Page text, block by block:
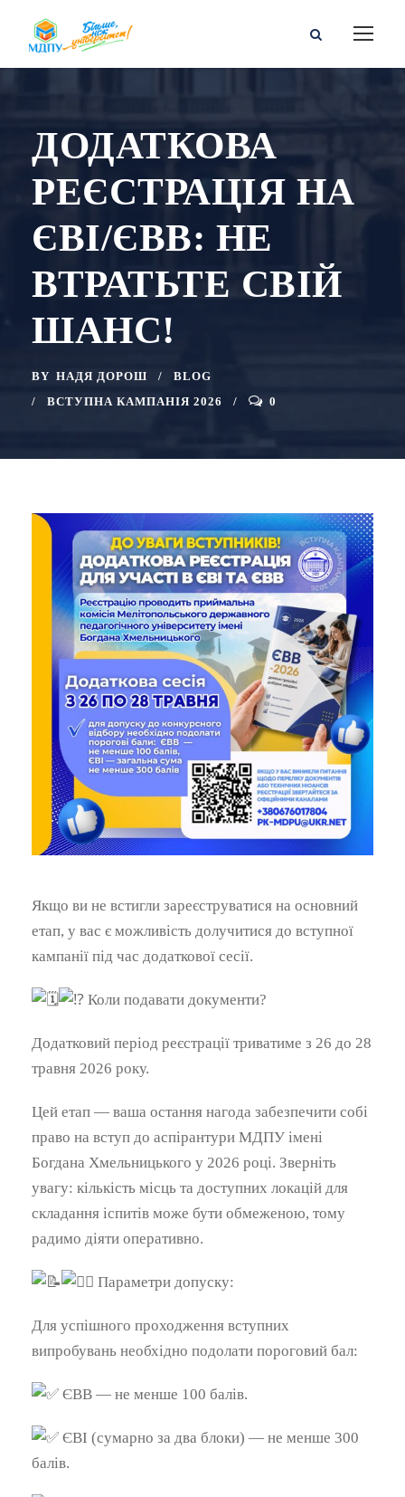
ДОДАТКОВА
РЕЄСТРАЦІЯ НА
ЄВІ/ЄВВ: НЕ
ВТРАТЬТЕ СВІЙ
ШАНС!
BY НАДЯ ДОРОШ
BLOG
ВСТУПНА КАМПАНІЯ 2026
0
Якщо ви не встигли зареєструватися на основний
етап, у вас є можливість долучитися до вступної
кампанії під час додаткової сесії.
Коли подавати документи?
Додатковий період реєстрації триватиме з 26 до 28
травня 2026 року.
Цей етап — ваша остання нагода забезпечити собі
право на вступ до аспірантури МДПУ імені
Богдана Хмельницького у 2026 році. Зверніть
увагу: кількість місць та доступних локацій для
складання іспитів може бути обмеженою, тому
радимо діяти оперативно.
Параметри допуску:
Для успішного проходження вступних
випробувань необхідно подолати пороговий бал:
ЄВВ — не менше 100 балів.
ЄВІ (сумарно за два блоки) — не менше 300
балів.